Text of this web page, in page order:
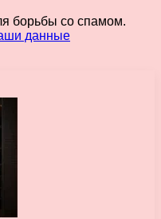
борьбы со спамом.
данные